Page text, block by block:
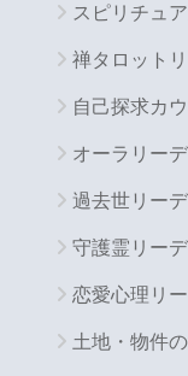
スピリチュ
禅タロット
自己探求カ
オーラリー
過去世リー
守護霊リー
恋愛心理リ
土地・物件